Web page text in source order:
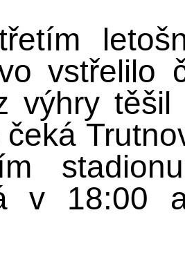
vstřelilo
výhry těšil
čeká
v 18:00